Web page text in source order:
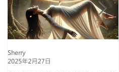
Sherry
2025年2月27日